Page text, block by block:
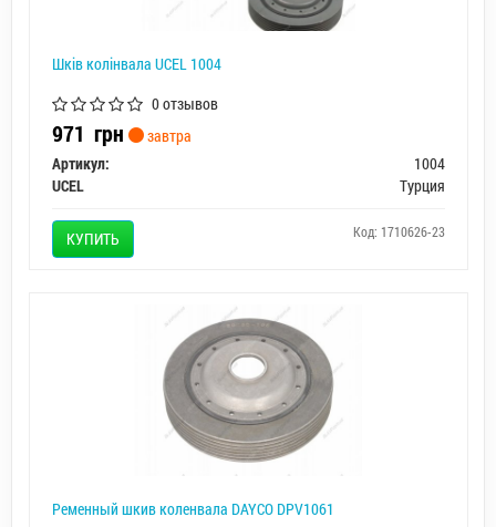
Шків колінвала UCEL 1004
0 отзывов
971 грн
завтра
Артикул:
1004
UCEL
Турция
КУПИТЬ Код: 1710626-23
Ременный шкив коленвала DAYCO DPV1061